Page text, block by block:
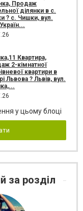
Продаж
ділянки в с.
? с. Чишки, вул.
Квартира,
2-кімнатної
квартири в
Львова ? Львів, вул.
у цьому блоці
за розділ